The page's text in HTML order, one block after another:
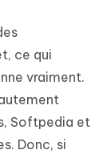
ce qui
vraiment.
Softpedia et
Donc, si